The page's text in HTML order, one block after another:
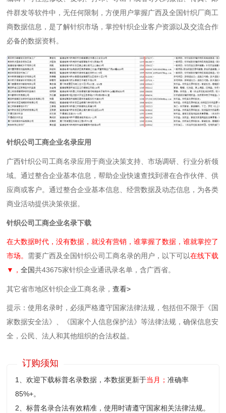
件群发等软件中，无任何限制，方便用户掌握广西及全国针织厂商工
商数据信息，是了解针织市场，掌控针织企业客户资源以及交流合作
必备的数据资料。
针织公司工商企业名录应用
广西针织公司工商名录应用于商业决策支持、市场调研、行业分析领
域。通过整合企业基本信息，帮助企业快速查找到潜在合作伙伴、供
应商或客户。通过整合企业基本信息、经营数据及动态信息，为各类
商业活动提供决策依据。
针织公司工商企业名录下载
在大数据时代，没有数据，就没有营销，谁掌握了数据，谁就掌控了
市场。 需要广西及全国针织公司工商名录的用户，以下可以在线下载
▼，全国共43675家针织企业通讯录名单，含广西省。
其它省市地区针织企业工商名录，查看>
提示：使用名录时，必须严格遵守国家法律法规，包括但不限于《国
家数据安全法》、《国家个人信息保护法》等‌法律法规，确保信息安
全，公民、法人和其他组织的合法权益。
订购须知
1、欢迎下载标普名录数据，本数据更新于当月；准确率
85%+。
2、标普名录合法有效精准，使用时请遵守国家相关法律法规。